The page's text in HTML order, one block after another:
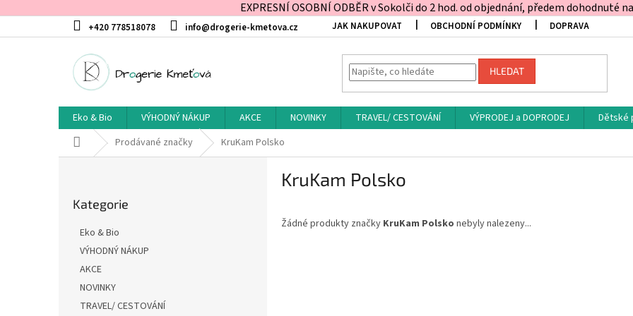
EXPRESNÍ OSOBNÍ ODBĚR v Sokolči do 2 hod. od objednání, předem dohodnuté
na
+420 778518078 info@drogerie-kmetova.cz JAK NAKUPOVAT OBCHODNÍ PODMÍNKY DOPRAVA
HLEDAT
Eko & Bio VÝHODNÝ NÁKUP AKCE NOVINKY TRAVEL/ CESTOVÁNÍ VÝPRODEJ a DOPRODEJ Dětské
Domů Prodávané značky KruKam Polsko
kategorie
Kategorie
Eko & Bio
VÝHODNÝ NÁKUP
AKCE
NOVINKY
TRAVEL/ CESTOVÁNÍ
KruKam Polsko
Žádné produkty značky KruKam Polsko nebyly nalezeny...